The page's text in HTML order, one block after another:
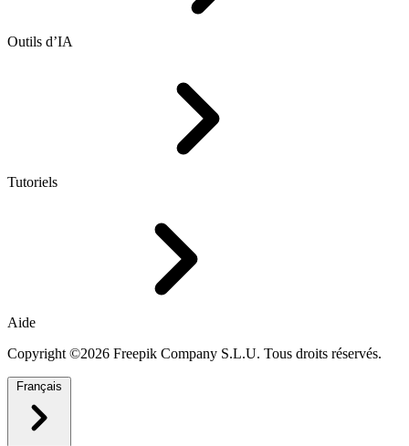
Outils d’IA
Tutoriels
Aide
Copyright ©2026 Freepik Company S.L.U. Tous droits réservés.
Français